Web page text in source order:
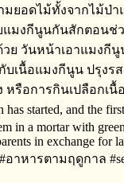
ยอดไม้ทั้งจากไม้ป่
แมงกีนูนกันสักตอนช่
วันหน้าเอาแมงกีนู
บเนื้อแมงกีนูน​ ปรุง
หรือการกินเปลือกเ
started, and the
in a mortar with
in exchange for
าหารตามฤดูกาล